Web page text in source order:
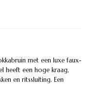
met een luxe faux-
heeft een hoge kraag,
en ritssluiting. Een